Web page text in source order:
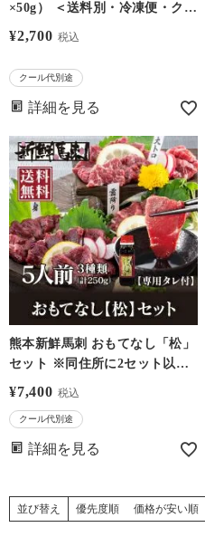
×50g） ＜送料別・冷凍便・クー
ル代別＞※希少部位のためお一
大嶌屋（おおしまや）
【0308437】
¥2,700 税込
クール代別途
詳細を見る
熊本新鮮馬刺 おもてなし「松」
セット ※同住所に2セット以上
でタレ1本プレゼント ＜送料無
刺し 食べ比べ グルメ 大嶌屋
（おおしまや） 【0308426】
¥7,400 税込
クール代別途
詳細を見る
並び替え 優先度順 価格が安い順